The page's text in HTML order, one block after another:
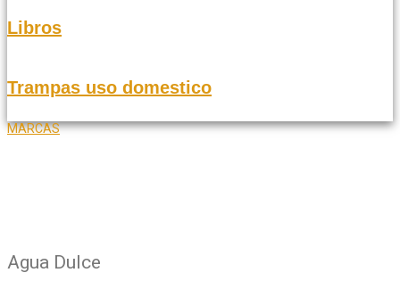
Libros
Trampas uso domestico
MARCAS
Agua Dulce